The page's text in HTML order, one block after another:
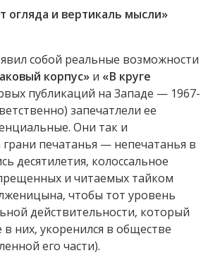
огляда и вертикаль мысли»
собой реальные возможности
корпус» и «В круге
публикаций на Западе — 1967-
запечатлели ее
Они так и
печатанья — непечатанья в
десятилетия, колоссальное
и читаемых тайком
чтобы тот уровень
действительности, который
них, укоренился в обществе
его части).